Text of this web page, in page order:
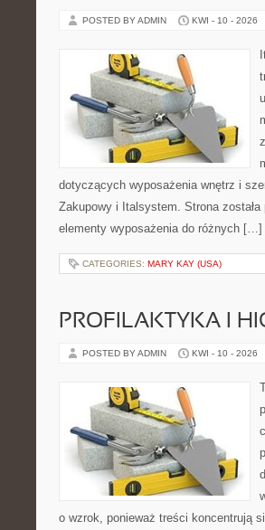
POSTED BY ADMIN KWI - 10 - 2026
dotyczących wyposażenia wnętrz i
Zakupowy i Italsystem. Strona
elementy wyposażenia do różnych […]
CATEGORIES: MARY KAY (USA)
PROFILAKTYKA I
POSTED BY ADMIN KWI - 10 - 2026
o wzrok, ponieważ treści koncentrują